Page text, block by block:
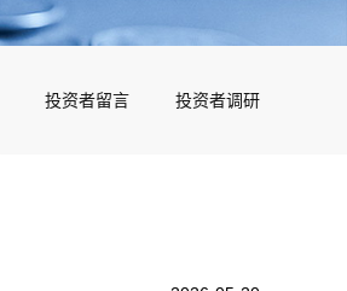
投资者留言 投资者调研